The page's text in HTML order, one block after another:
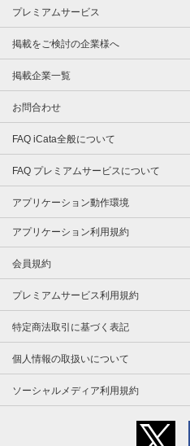
プレミアムサービス
掲載をご検討の企業様へ
掲載企業一覧
お問合わせ
FAQ iCata全般について
FAQ プレミアムサービスについて
アプリケーション動作環境
アプリケーション利用規約
会員規約
プレミアムサービス利用規約
特定商法取引に基づく表記
個人情報の取扱いについて
ソーシャルメディア利用規約